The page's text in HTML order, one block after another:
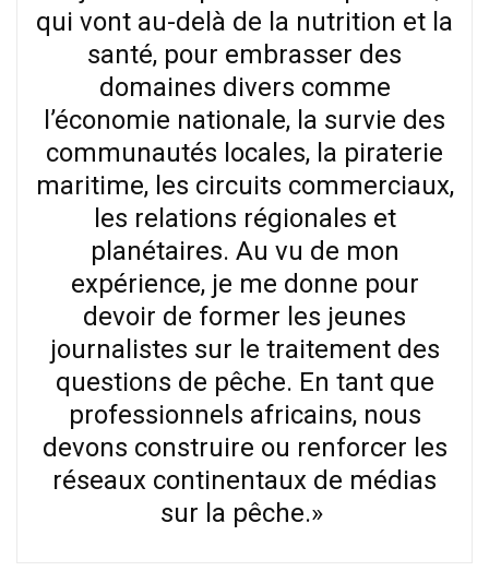
qui vont au-delà de la nutrition et la
santé, pour embrasser des
domaines divers comme
l’économie nationale, la survie des
communautés locales, la piraterie
maritime, les circuits commerciaux,
les relations régionales et
planétaires. Au vu de mon
expérience, je me donne pour
devoir de former les jeunes
journalistes sur le traitement des
questions de pêche. En tant que
professionnels africains, nous
devons construire ou renforcer les
réseaux continentaux de médias
sur la pêche.»